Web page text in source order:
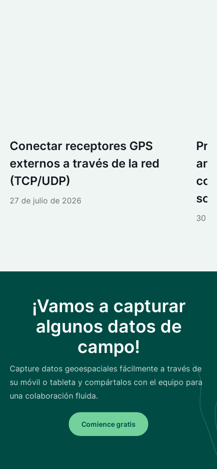
Conectar receptores GPS
externos a través de la red
(TCP/UDP)
27 de julio de 2026
30
¡Vamos a capturar
algunos datos de
campo!
Capture datos geoespaciales fácilmente a través de
su móvil o tableta y compártalos con el equipo para
una colaboración fluida.
Comience gratis